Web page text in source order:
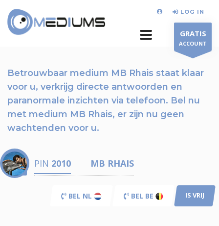
LOG IN
GRATIS
ACCOUNT
Betrouwbaar medium MB Rhais staat klaar
voor u, verkrijg directe antwoorden en
paranormale inzichten via telefoon. Bel nu
met medium MB Rhais, er zijn nu geen
wachtenden voor u.
PIN 2010 MB RHAIS
BEL NL BEL BE IS VRIJ